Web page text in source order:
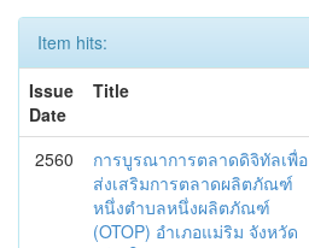
Item hits:
Issue
Date
Title
2560
การบูรณาการตลาดดิจิทัลเพื่อ
ส่งเสริมการตลาดผลิตภัณฑ์
หนึ่งตำบลหนึ่งผลิตภัณฑ์
(OTOP) อำเภอแม่ริม จังหวัด